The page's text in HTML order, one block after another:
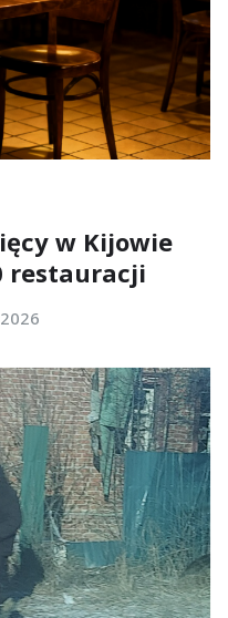
w Kijowie
restauracji